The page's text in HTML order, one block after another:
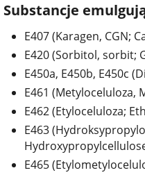
Substancje
E407 (Karagen, CGN;
E420 (Sorbitol, sorbit;
E450a, E450b, E450c
E461 (Metyloceluloza,
E462 (Etyloceluloza;
E463
E465